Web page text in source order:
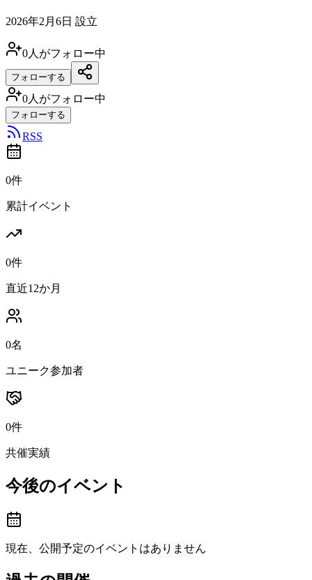
2026年2月6日 設立
0人がフォロー中
フォローする
0人がフォロー中
フォローする
RSS
0件
累計イベント
0件
直近12か月
0名
ユニーク参加者
0件
共催実績
今後のイベント
現在、公開予定のイベントはありません